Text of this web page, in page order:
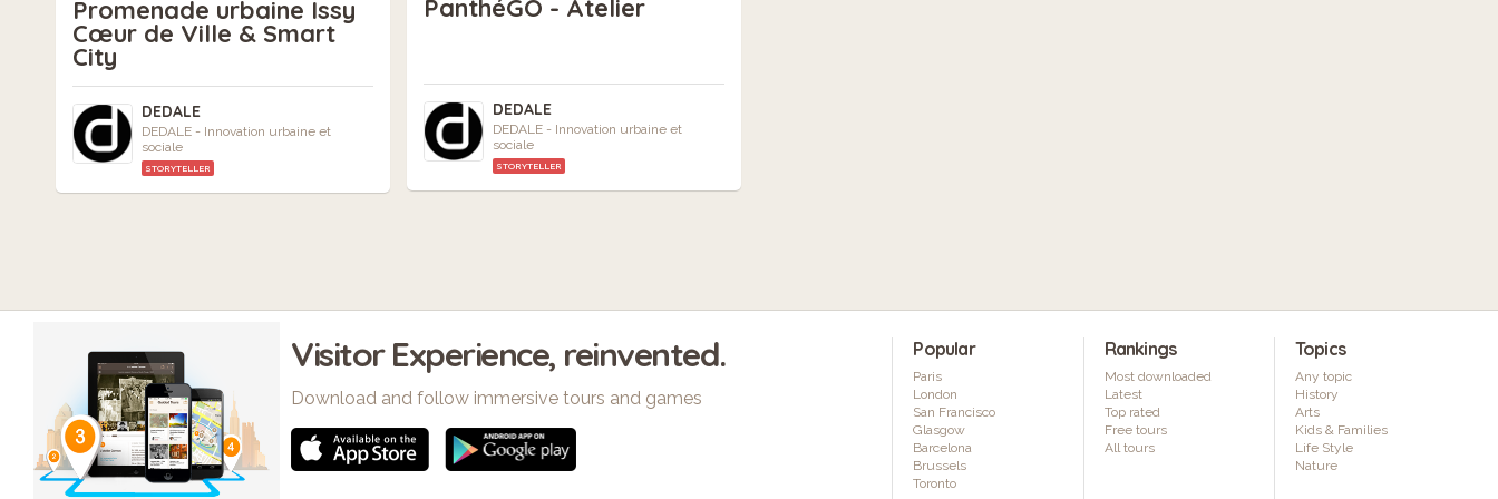
Promenade urbaine Issy
Cœur de Ville & Smart
City
DEDALE
DEDALE - Innovation urbaine et
sociale
STORYTELLER
PanthéGO - Atelier
DEDALE
DEDALE - Innovation urbaine et
sociale
STORYTELLER
Visitor Experience, reinvented.
Download and follow immersive tours and games
Popular
Paris
London
San Francisco
Glasgow
Barcelona
Brussels
Toronto
Rankings
Most downloaded
Latest
Top rated
Free tours
All tours
Topics
Any topic
History
Arts
Kids & Families
Life Style
Nature